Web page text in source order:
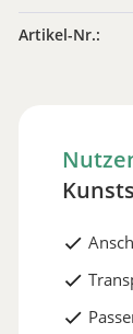
Artikel-Nr.: